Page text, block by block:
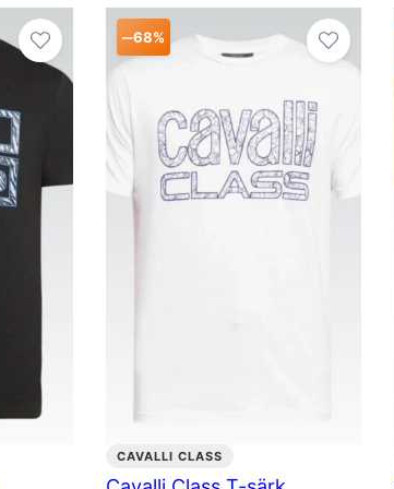
–68%
CAVALLI CLASS